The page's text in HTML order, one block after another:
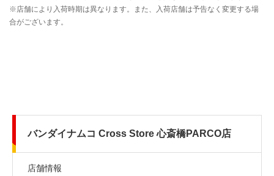
バンダイナムコ Cross Store 心斎橋PARCO店
店舗情報